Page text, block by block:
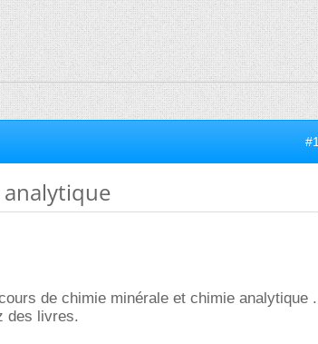
#1
de chimie minérale et chimie analytique .
des livres.